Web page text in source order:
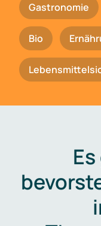
Gastronomie
Bio